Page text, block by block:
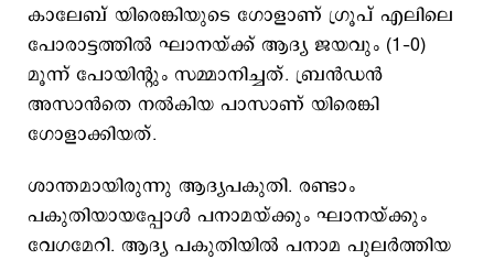
കാലേബ് യിരെങ്കിയുടെ ഗോളാണ് ഗ്രൂപ് എലിലെ
പോരാട്ടത്തില്‍ ഘാനയ്ക്ക് ആദ്യ ജയവും (1–0)
മൂന്ന് പോയിന്‍റും സമ്മാനിച്ചത്. ബ്രന്‍ഡന്‍
അസാന്‍തെ നല്‍കിയ പാസാണ് യിരെങ്കി
ഗോളാക്കിയത്.
ശാന്തമായിരുന്നു ആദ്യപകുതി. രണ്ടാം
പകുതിയായപ്പോള്‍ പനാമയ്ക്കും ഘാനയ്ക്കും
വേഗമേറി. ആദ്യ പകുതിയില്‍ പനാമ പുലര്‍ത്തിയ